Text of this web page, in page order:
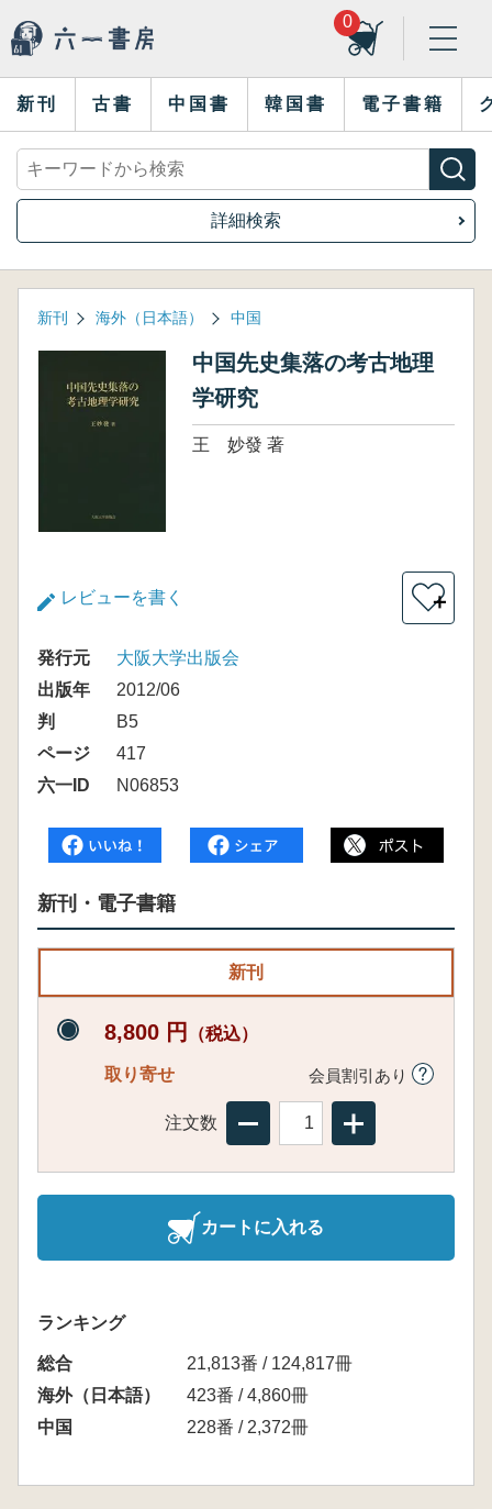
0
新刊 古書 中国書 韓国書 電子書籍
詳細検索
新刊 海外（日本語） 中国
中国先史集落の考古地理
学研究
王 妙發 著
レビューを書く ＋
発行元
大阪大学出版会
出版年
2012/06
判
B5
ページ
417
六一ID
N06853
新刊・電子書籍
新刊
8,800 円 （税込）
取り寄せ 会員割引あり
注文数
カートに入れる
ランキング
総合
21,813番 / 124,817冊
海外（日本語）
423番 / 4,860冊
中国
228番 / 2,372冊